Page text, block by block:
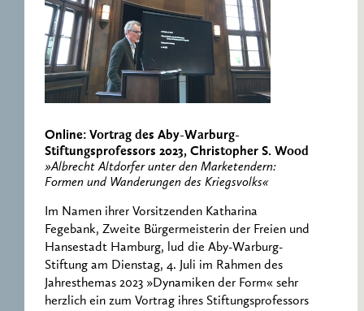
Online: Vortrag des Aby-Warburg-
Stiftungsprofessors 2023, Christopher S. Wood
»Albrecht Altdorfer unter den Marketendern:
Formen und Wanderungen des Kriegsvolks«
Im Namen ihrer Vorsitzenden Katharina
Fegebank, Zweite Bürgermeisterin der Freien und
Hansestadt Hamburg, lud die Aby-Warburg-
Stiftung am Dienstag, 4. Juli im Rahmen des
Jahresthemas 2023 »Dynamiken der Form« sehr
herzlich ein zum Vortrag ihres Stiftungsprofessors